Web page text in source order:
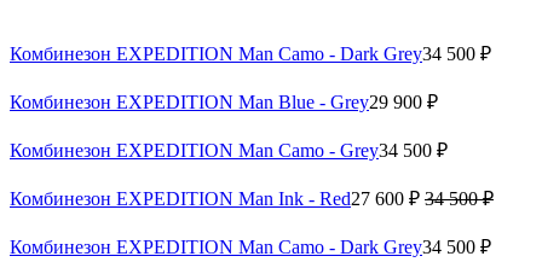
Комбинезон EXPEDITION Man Camo - Dark Grey34 500 ₽
Комбинезон EXPEDITION Man Blue - Grey29 900 ₽
Комбинезон EXPEDITION Man Camo - Grey34 500 ₽
Комбинезон EXPEDITION Man Ink - Red27 600 ₽ 34 500 ₽
Комбинезон EXPEDITION Man Camo - Dark Grey34 500 ₽